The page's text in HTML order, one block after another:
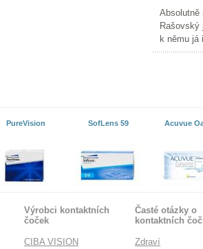
Absolutně
Rašovský
k němu já
PureVision SofLens 59 Acuvue
Výrobci kontaktních
čoček
CIBA VISION
Časté otázky o
kontaktních
Zdraví